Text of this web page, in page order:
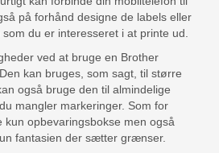
på forhånd designe de labels eller
du er interesseret i at printe ud.
ved at bruge en Brother
kan bruges, som sagt, til større
også bruge den til almindelige
mangler markeringer. Som for
opbevaringsbokse men også
fantasien der sætter grænser.